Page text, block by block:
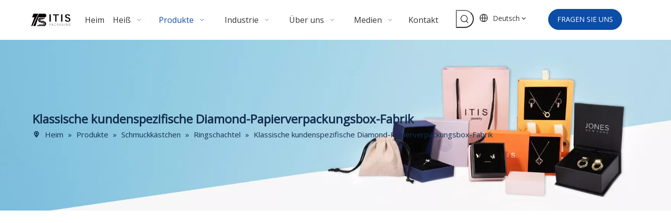
Heim Heiß Produkte Industrie Über uns Medien Kontakt Deutsch FRAGEN SIE UNS
Klassische kundenspezifische Diamond-Papierverpackungsbox-Fabrik
Heim » Produkte » Schmuckkästchen » Ringschachtel » Klassische kundenspezifische Diamond-Papierverpackungsbox-Fabrik